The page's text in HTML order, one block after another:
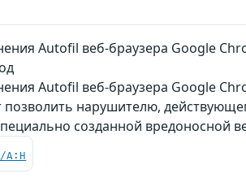
Autofil веб-браузера Google
Autofil веб-браузера Google
позволить нарушителю,
созданной вредоносной
A:H